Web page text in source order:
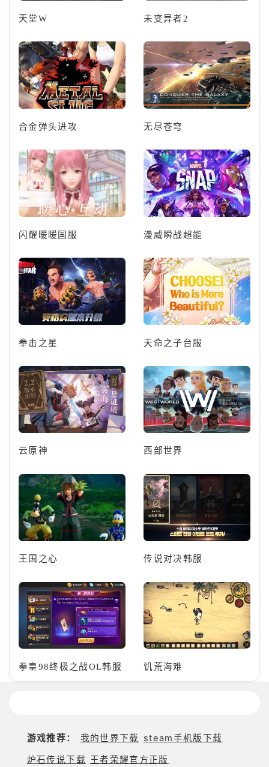
天堂W 未变异者2
合金弹头进攻 无尽苍穹
闪耀暖暖国服 漫威瞬战超能
拳击之星 天命之子台服
云原神 西部世界
王国之心 传说对决韩服
拳皇98终极之战OL韩服 饥荒海难
游戏推荐： 我的世界下载 steam手机版下载
炉石传说下载 王者荣耀官方正版